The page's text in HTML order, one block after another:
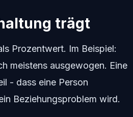
trägt
Prozentwert. Im Beispiel:
meistens ausgewogen. Eine
- dass eine Person
Beziehungsproblem wird.